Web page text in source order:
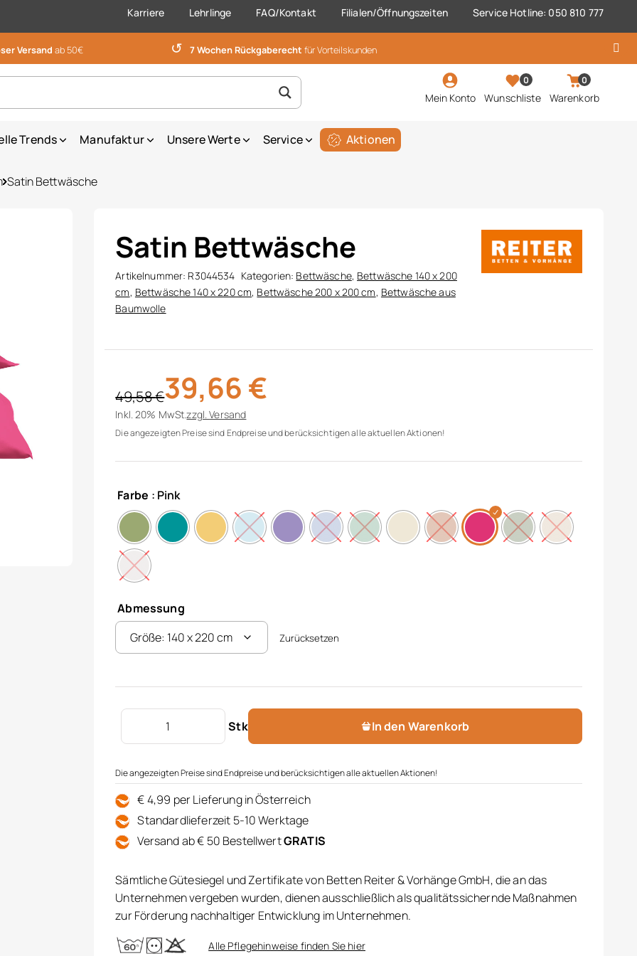
Karriere Lehrlinge FAQ/Kontakt Filialen/Öffnungszeiten Service Hotline: 050 810 777
Versand ab 50€ ↺ 7 Wochen Rückgaberecht für Vorteilskunden
Mein Konto
0
Wunschliste
0
Warenkorb
Trends Manufaktur Unsere Werte Service Aktionen
Satin Bettwäsche
Satin Bettwäsche
Artikelnummer: R3044534 Kategorien: Bettwäsche, Bettwäsche 140 x 200
cm, Bettwäsche 140 x 220 cm, Bettwäsche 200 x 200 cm, Bettwäsche aus
Baumwolle
49,58€
Ursprünglicher Preis war: 49,58 €
39,66 €
Aktueller Preis ist: 39,66 €.
Inkl. 20% MwSt.zzgl.Versand
Die angezeigten Preise sind Endpreise und berücksichtigen alle aktuellen Aktionen!
Farbe : Pink
Abmessung
Zurücksetzen
Stk
Satin Bettwäsche Menge
In den Warenkorb
Die angezeigten Preise sind Endpreise und berücksichtigen alle aktuellen Aktionen!
€ 4,99 per Lieferung in Österreich
Standardlieferzeit 5-10 Werktage
Versand ab € 50 BestellwertGRATIS
Sämtliche Gütesiegel und Zertifikate von Betten Reiter & Vorhänge GmbH, die an das
Unternehmen vergeben wurden, dienen ausschließlich als qualitätssichernde Maßnahmen
zur Förderung nachhaltiger Entwicklung im Unternehmen.
Alle Pflegehinweise finden Sie hier